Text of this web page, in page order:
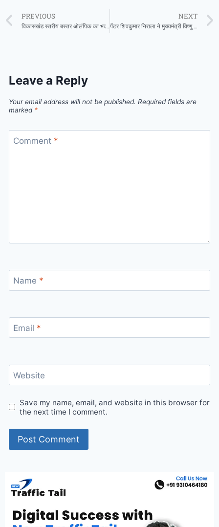
PREVIOUS
विकासखंड स्तरीय बस्तर ओलंपिक का भव्य आगाज : हड़मा स्टेडियम में गूंजी खिलाड़ियों की हुंकार
NEXT
पेंटर शिवकुमार निराला ने मुख्यमंत्री विष्णु देव साय को भेंट किया विशिष्ट ‘राजनीतिक मानचित्र’
Leave a Reply
Your email address will not be published. Required fields are
marked *
Comment *
Name *
Email *
Website
Save my name, email, and website in this browser for
the next time I comment.